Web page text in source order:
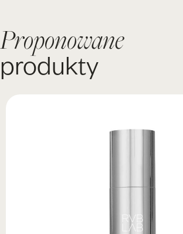
Proponowane
produkty